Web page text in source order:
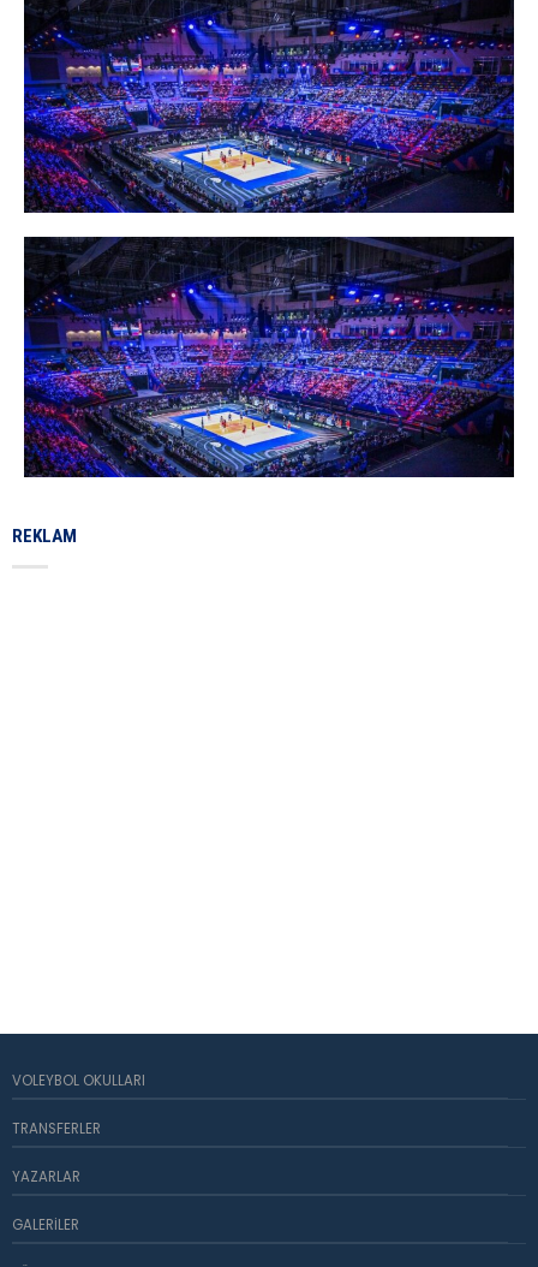
REKLAM
VOLEYBOL OKULLARI
TRANSFERLER
YAZARLAR
GALERILER